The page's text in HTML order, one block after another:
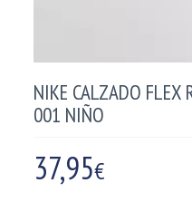
NIKE CALZADO FLEX
001 NIÑO
37,95€